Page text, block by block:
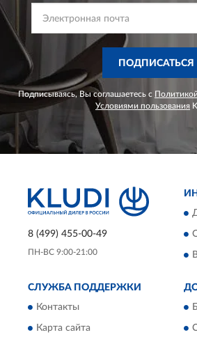
ПОДПИСАТЬСЯ
Подписываясь, Вы соглашаетесь с
Условиями пользования
8 (499) 455-00-49
ПН-ВС 9:00-21:00
СЛУЖБА ПОДДЕРЖКИ
Контакты
Карта сайта